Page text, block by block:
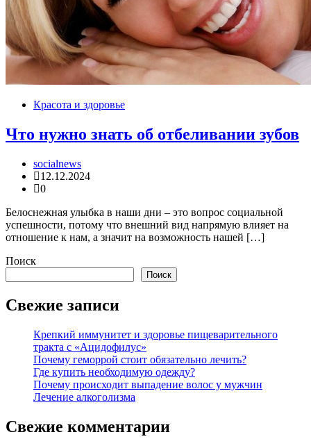
Красота и здоровье
Что нужно знать об отбеливании зубов
socialnews
12.12.2024
0
Белоснежная улыбка в наши дни – это вопрос социальной
успешности, потому что внешний вид напрямую влияет на
отношение к нам, а значит на возможность нашей […]
Поиск
Поиск
Свежие записи
Крепкий иммунитет и здоровье пищеварительного
тракта с «Ацидофилус»
Почему геморрой стоит обязательно лечить?
Где купить необходимую одежду?
Почему происходит выпадение волос у мужчин
Лечение алкоголизма
Свежие комментарии